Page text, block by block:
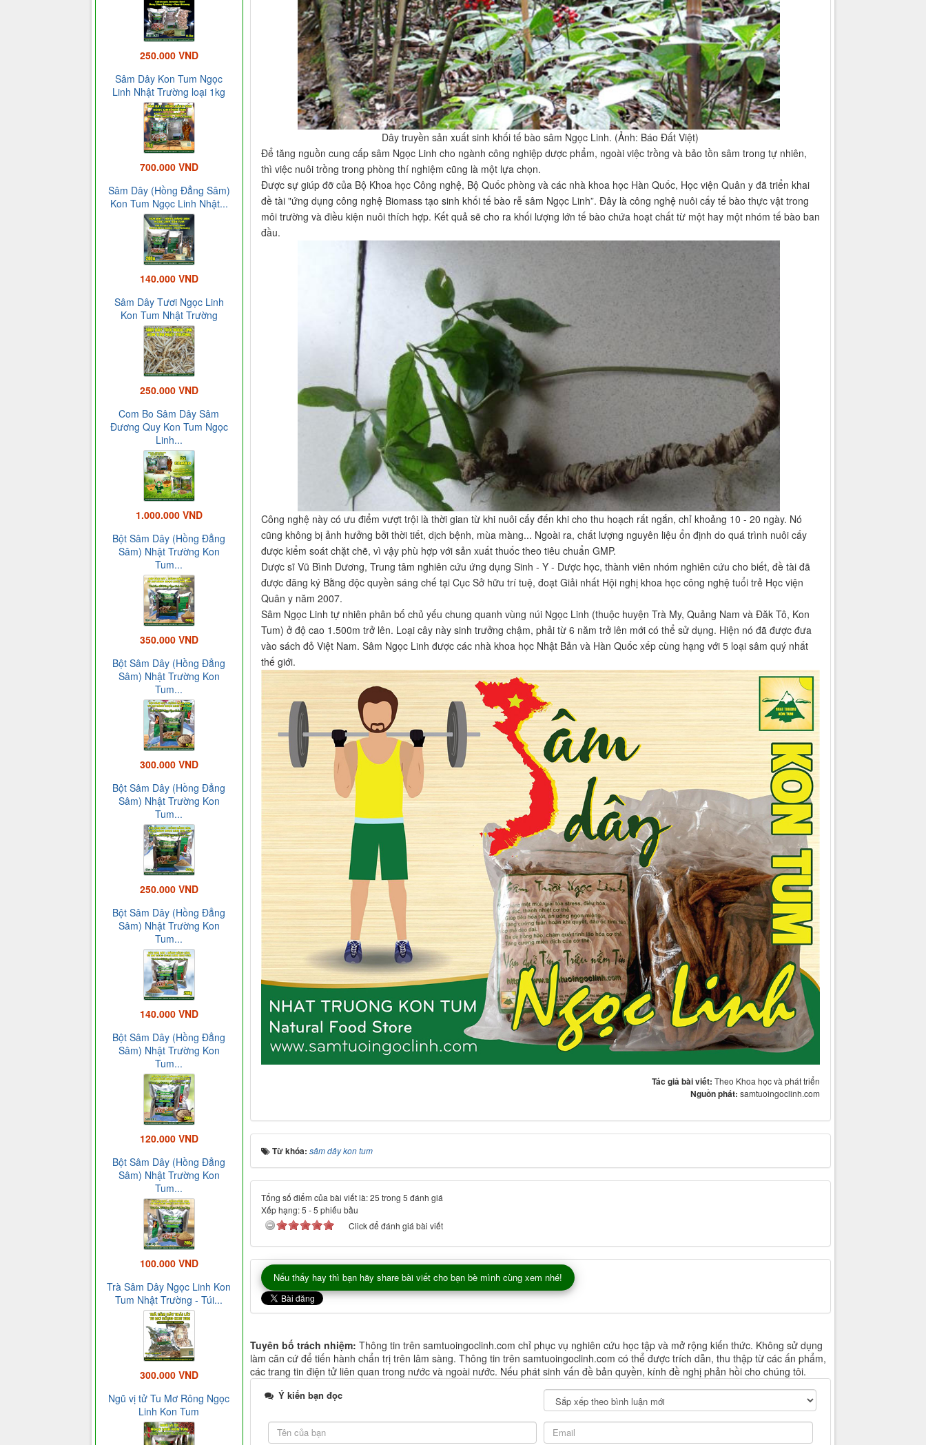
Dây truyền sản xuất sinh khối tế bào sâm Ngọc Linh. (Ảnh: Báo Đất Việt)
Để tăng nguồn cung cấp sâm Ngọc Linh cho ngành công nghiệp dược phẩm, ngoài việc trồng và bảo tồn sâm trong tự nhiên,
thì việc nuôi trồng trong phòng thí nghiệm cũng là một lựa chọn.
Được sự giúp đỡ của Bộ Khoa học Công nghệ, Bộ Quốc phòng và các nhà khoa học Hàn Quốc, Học viện Quân y đã triển khai
đề tài "ứng dụng công nghệ Biomass tạo sinh khối tế bào rễ sâm Ngọc Linh”. Đây là công nghệ nuôi cấy tế bào thực vật trong
môi trường và điều kiện nuôi thích hợp. Kết quả sẽ cho ra khối lượng lớn tế bào chứa hoạt chất từ một hay một nhóm tế bào ban
đầu.
Công nghệ này có ưu điểm vượt trội là thời gian từ khi nuôi cấy đến khi cho thu hoạch rất ngắn, chỉ khoảng 10 - 20 ngày. Nó
cũng không bị ảnh hưởng bởi thời tiết, dịch bệnh, mùa màng... Ngoài ra, chất lượng nguyên liệu ổn định do quá trình nuôi cấy
được kiểm soát chặt chẽ, vì vậy phù hợp với sản xuất thuốc theo tiêu chuẩn GMP.
Dược sĩ Vũ Bình Dương, Trung tâm nghiên cứu ứng dụng Sinh - Y - Dược học, thành viên nhóm nghiên cứu cho biết, đề tài đã
được đăng ký Bằng độc quyền sáng chế tại Cục Sở hữu trí tuệ, đoạt Giải nhất Hội nghị khoa học công nghệ tuổi trẻ Học viện
Quân y năm 2007.
Sâm Ngọc Linh tự nhiên phân bố chủ yếu chung quanh vùng núi Ngọc Linh (thuộc huyện Trà My, Quảng Nam và Đăk Tô, Kon
Tum) ở độ cao 1.500m trở lên. Loại cây này sinh trưởng chậm, phải từ 6 năm trở lên mới có thể sử dụng. Hiện nó đã được đưa
vào sách đỏ Việt Nam. Sâm Ngọc Linh được các nhà khoa học Nhật Bản và Hàn Quốc xếp cùng hạng với 5 loại sâm quý nhất
thế giới.
Tác giả bài viết: Theo Khoa học và phát triển
Nguồn phát: samtuoingoclinh.com
Từ khóa: sâm dây kon tum
Tổng số điểm của bài viết là: 25 trong 5 đánh giá
Xếp hạng:5 -5 phiếu bầu
Click để đánh giá bài viết
Nếu thấy hay thì bạn hãy share bài viết cho bạn bè mình cùng xem nhé!
Tuyên bố trách nhiệm: Thông tin trên samtuoingoclinh.com chỉ phục vụ nghiên cứu học tập và mở rộng kiến thức. Không sử dụng
làm căn cứ để tiến hành chẩn trị trên lâm sàng. Thông tin trên samtuoingoclinh.com có thể được trích dẫn, thu thập từ các ấn phẩm,
các trang tin điện tử liên quan trong nước và ngoài nước. Nếu phát sinh vấn đề bản quyền, kính đề nghị phản hồi cho chúng tôi.
Ý kiến bạn đọc
250.000 VND
Sâm Dây Kon Tum Ngọc
Linh Nhật Trường loại 1kg
700.000 VND
Sâm Dây (Hồng Đẳng Sâm)
Kon Tum Ngọc Linh Nhật...
140.000 VND
Sâm Dây Tươi Ngọc Linh
Kon Tum Nhật Trường
250.000 VND
Com Bo Sâm Dây Sâm
Đương Quy Kon Tum Ngọc
Linh...
1.000.000 VND
Bột Sâm Dây (Hồng Đẳng
Sâm) Nhật Trường Kon
Tum...
350.000 VND
Bột Sâm Dây (Hồng Đẳng
Sâm) Nhật Trường Kon
Tum...
300.000 VND
Bột Sâm Dây (Hồng Đẳng
Sâm) Nhật Trường Kon
Tum...
250.000 VND
Bột Sâm Dây (Hồng Đẳng
Sâm) Nhật Trường Kon
Tum...
140.000 VND
Bột Sâm Dây (Hồng Đẳng
Sâm) Nhật Trường Kon
Tum...
120.000 VND
Bột Sâm Dây (Hồng Đẳng
Sâm) Nhật Trường Kon
Tum...
100.000 VND
Trà Sâm Dây Ngọc Linh Kon
Tum Nhật Trường - Túi...
300.000 VND
Ngũ vị tử Tu Mơ Rông Ngọc
Linh Kon Tum